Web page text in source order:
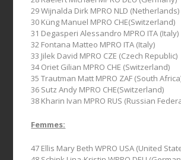
29 Wijnalda Dirk MPRO NLD (Netherlands)
30 Küng Manuel MPRO CHE(Switzerland)
31 Degasperi Alessandro MPRO ITA (Italy)
32 Fontana Matteo MPRO ITA (Italy)
33 Jilek David MPRO CZE (Czech Republic)
34 Oriet Gilian MPRO CHE (Switzerland)
35 Trautman Matt MPRO ZAF (South
36 Sutz Andy MPRO CHE(Switzerland)
38 Kharin Ivan MPRO RUS (Russian
Femmes:
47 Ellis Mary Beth WPRO USA (United